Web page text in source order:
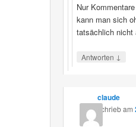
Nur
kann man sich
tatsächlich nicht
Antworten ↓
claude
schriebam